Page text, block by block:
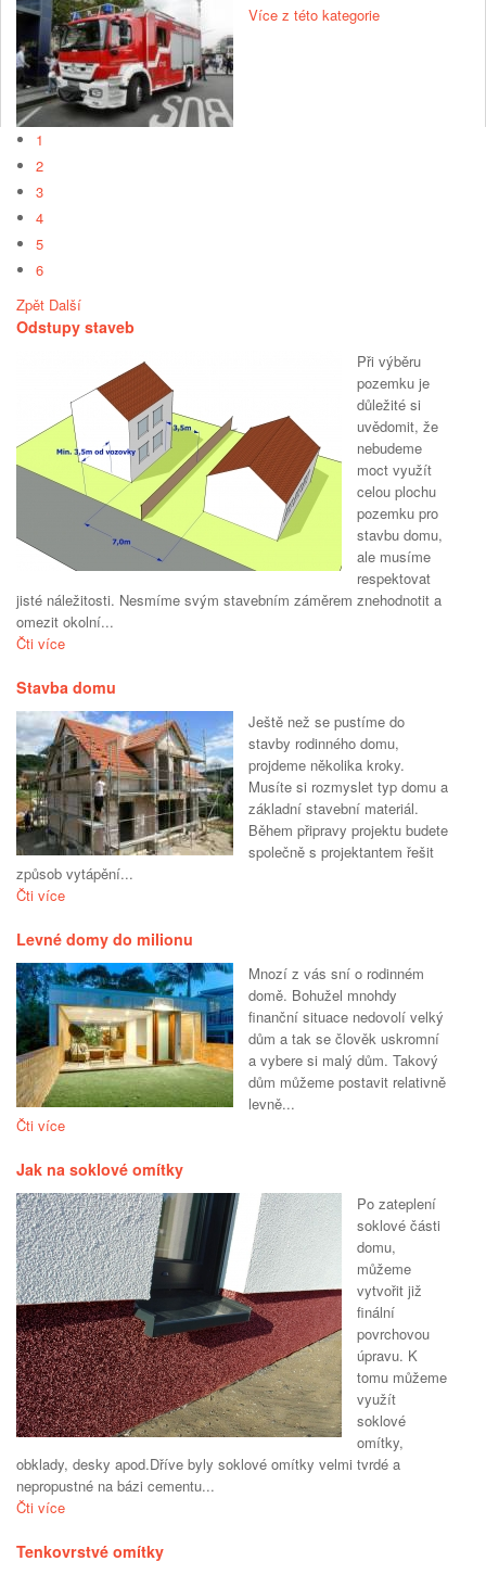
Více z této kategorie
1
2
3
4
5
6
Zpět Další
Odstupy staveb
Při výběru
pozemku je
důležité si
uvědomit, že
nebudeme
moct využít
celou plochu
pozemku pro
stavbu domu,
ale musíme
respektovat
jisté náležitosti. Nesmíme svým stavebním záměrem znehodnotit a
omezit okolní...
Čti více
Stavba domu
Ještě než se pustíme do
stavby rodinného domu,
projdeme několika kroky.
Musíte si rozmyslet typ domu a
základní stavební materiál.
Během připravy projektu budete
společně s projektantem řešit
způsob vytápění...
Čti více
Levné domy do milionu
Mnozí z vás sní o rodinném
domě. Bohužel mnohdy
finanční situace nedovolí velký
dům a tak se člověk uskromní
a vybere si malý dům. Takový
dům můžeme postavit relativně
levně...
Čti více
Jak na soklové omítky
Po zateplení
soklové části
domu,
můžeme
vytvořit již
finální
povrchovou
úpravu. K
tomu můžeme
využít
soklové
omítky,
obklady, desky apod.Dříve byly soklové omítky velmi tvrdé a
nepropustné na bázi cementu...
Čti více
Tenkovrstvé omítky